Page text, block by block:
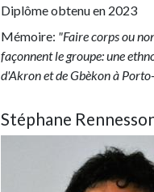
Diplôme obtenu en 2023
Mémoire: "Faire corps ou
façonnent le groupe: une
d'Akron et de Gbèkon à
Stéphane